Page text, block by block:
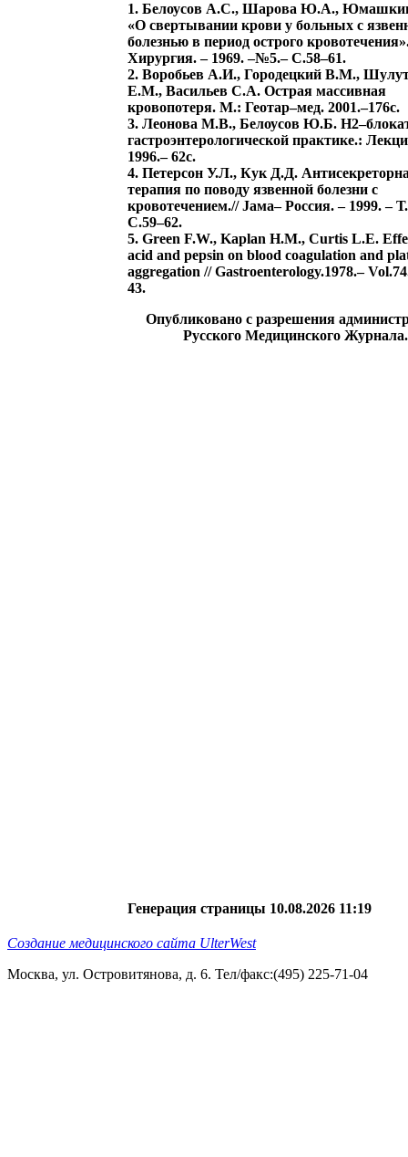
1. Белоусов А.С., Шарова Ю.А.,
«О свертывании крови у больных с
болезнью в период острого
Хирургия. – 1969. –№5.– С.58–61.
2. Воробьев А.И., Городецкий В.М.,
Е.М., Васильев С.А. Острая массивная
кровопотеря. М.: Геотар–мед. 2001.–176с.
3. Леонова М.В., Белоусов Ю.Б.
гастроэнтерологической практике.:
1996.– 62с.
4. Петерсон У.Л., Кук Д.Д.
терапия по поводу язвенной болезни с
кровотечением.// Jама– Россия. – 1999. –
С.59–62.
5. Green F.W., Kaplan H.M., Curtis L.E.
acid and pepsin on blood coagulation and
aggregation // Gastroenterology.1978.–
43.
Опубликовано с разрешения
Русского Медицинского Журнала.
Генерация страницы 10.08.2026 11:19
Создание медицинского сайта UlterWest
Москва, ул. Островитянова, д. 6. Тел/факс:(495) 225-71-04